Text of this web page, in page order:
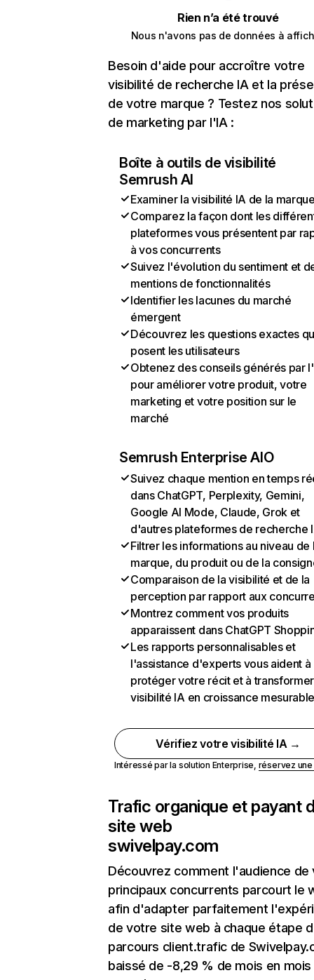
Rien n’a été trouvé
Nous n'avons pas de données à
Besoin d'aide pour accroître votre
visibilité de recherche IA et la
de votre marque ? Testez nos
de marketing par l'IA :
Boîte à outils de visibilité
Semrush AI
Examiner la visibilité IA de la
Comparez la façon dont les
plateformes vous présentent par
à vos concurrents
Suivez l'évolution du sentiment et
mentions de fonctionnalités
Identifier les lacunes du marché
émergent
Découvrez les questions exactes
posent les utilisateurs
Obtenez des conseils générés par
pour améliorer votre produit, votre
marketing et votre position sur le
marché
Semrush Enterprise AIO
Suivez chaque mention en temps
dans ChatGPT, Perplexity, Gemini,
Google AI Mode, Claude, Grok et
d'autres plateformes de recherche
Filtrer les informations au niveau de
marque, du produit ou de la
Comparaison de la visibilité et de la
perception par rapport aux
Montrez comment vos produits
apparaissent dans ChatGPT
Les rapports personnalisables et
l'assistance d'experts vous aident à
protéger votre récit et à
visibilité IA en croissance
Vérifiez votre visibilité IA →
Intéressé par la solution Enterprise, réservez
Trafic organique et payant
site web
swivelpay.com
Découvrez comment l'audience de
principaux concurrents parcourt le
afin d'adapter parfaitement
de votre site web à chaque étape
parcours client.trafic de
baissé de -8,29 % de mois en mois